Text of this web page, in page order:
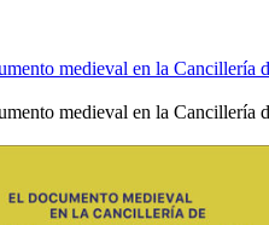
medieval en la Cancillería
medieval en la Cancillería